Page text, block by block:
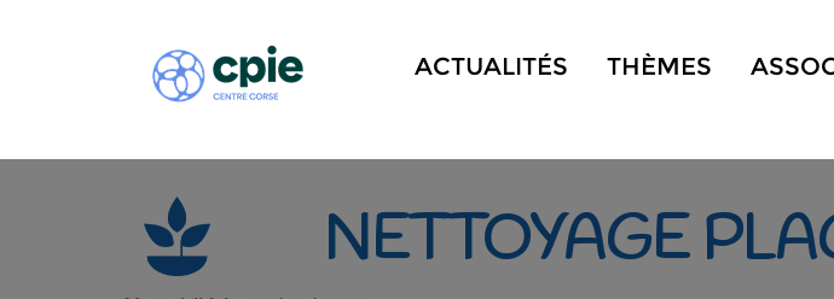
ACTUALITÉS THÈMES
NETTOYAGE